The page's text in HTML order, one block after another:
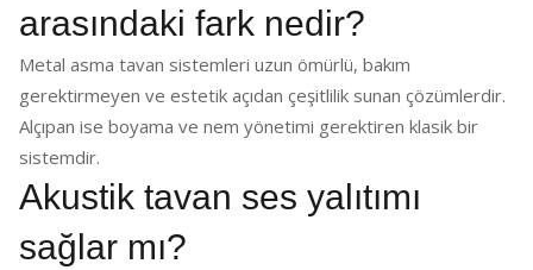
arasındaki fark nedir?
Metal asma tavan sistemleri uzun ömürlü, bakım
gerektirmeyen ve estetik açıdan çeşitlilik sunan çözümlerdir.
Alçıpan ise boyama ve nem yönetimi gerektiren klasik bir
sistemdir.
Akustik tavan ses yalıtımı
sağlar mı?